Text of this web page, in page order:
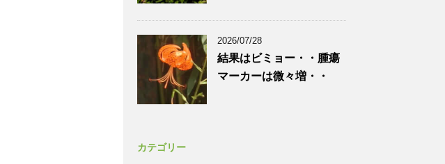
2026/07/28
結果はビミョー・・腫瘍
マーカーは微々増・・
カテゴリー